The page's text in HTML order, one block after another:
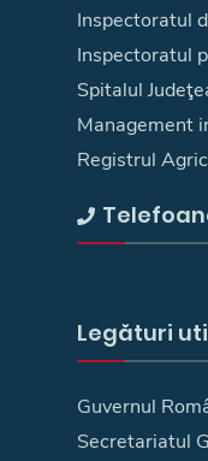
Inspectoratul
Inspectoratul
Spitalul
Management
Registrul
Legături
Guvernul
Secretariatul